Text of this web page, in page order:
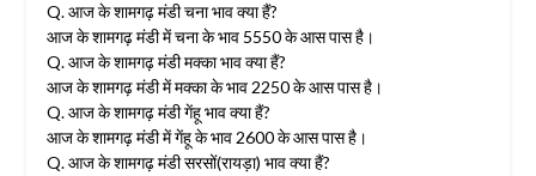
Q. आज के शामगढ़ मंडी चना भाव क्या हैं?
आज के शामगढ़ मंडी में चना के भाव 5550 के आस पास है।
Q. आज के शामगढ़ मंडी मक्का भाव क्या हैं?
आज के शामगढ़ मंडी में मक्का के भाव 2250 के आस पास है।
Q. आज के शामगढ़ मंडी गेंहू भाव क्या हैं?
आज के शामगढ़ मंडी में गेंहू के भाव 2600 के आस पास है।
Q. आज के शामगढ़ मंडी सरसों(रायड़ा) भाव क्या हैं?